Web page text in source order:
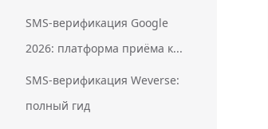
SMS-верификация Google
2026: платформа приёма к...
SMS-верификация Weverse:
полный гид